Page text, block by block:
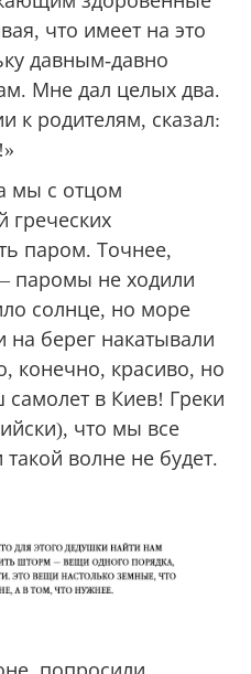
ответ. Эти
мне надежду.
сорвать с
то дивный фрукт,
запомнил, — для
здоровенные
что имеет на это
давным-давно
Мне дал целых два.
родителям, сказал:
мы с отцом
греческих
паром. Точнее,
берег накатывали
конечно, красиво, но
в Киев! Греки
волне не будет.